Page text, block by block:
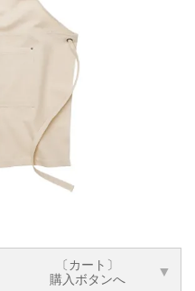
〔カート〕
購入ボタンへ